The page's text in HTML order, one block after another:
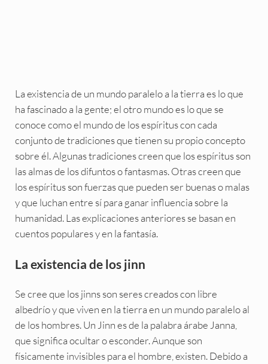
La existencia de un mundo paralelo a la tierra es lo que
ha fascinado a la gente; el otro mundo es lo que se
conoce como el mundo de los espíritus con cada
conjunto de tradiciones que tienen su propio concepto
sobre él. Algunas tradiciones creen que los espíritus son
las almas de los difuntos o fantasmas. Otras creen que
los espíritus son fuerzas que pueden ser buenas o malas
y que luchan entre sí para ganar influencia sobre la
humanidad. Las explicaciones anteriores se basan en
cuentos populares y en la fantasía.
La existencia de los jinn
Se cree que los jinns son seres creados con libre
albedrío y que viven en la tierra en un mundo paralelo al
de los hombres. Un Jinn es de la palabra árabe Janna,
que significa ocultar o esconder. Aunque son
físicamente invisibles para el hombre, existen. Debido a